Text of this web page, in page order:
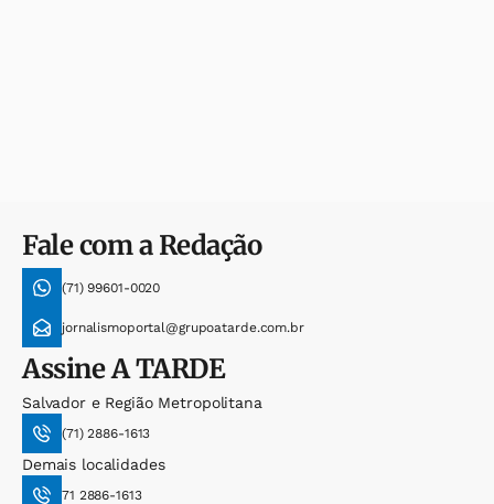
Fale com a Redação
(71) 99601-0020
jornalismoportal@grupoatarde.com.br
AssineA TARDE
Salvador e Região Metropolitana
(71) 2886-1613
Demais localidades
71 2886-1613